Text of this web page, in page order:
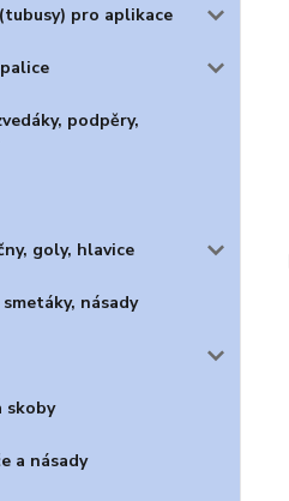
pro aplikace
podpěry,
goly, hlavice
násady
skoby
a násady